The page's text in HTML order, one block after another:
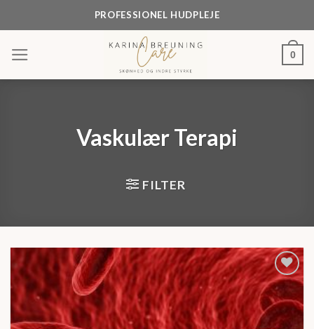
to
content
PROFESSIONEL HUDPLEJE
0
Vaskulær Terapi
FILTER
Tilføj
ønskeliste